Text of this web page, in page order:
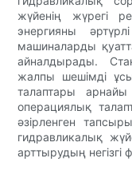
жүйенің жүрегі
энергияны
машиналарды
айналдырады.
жалпы шешімді
талаптары
операциялық
әзірленген
гидравликалық
арттырудың